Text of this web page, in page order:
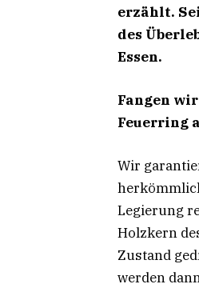
erzählt.
des
Essen.
Fangen
Feuerring
Wir
Legierung
Holzkern
Zustand
werden